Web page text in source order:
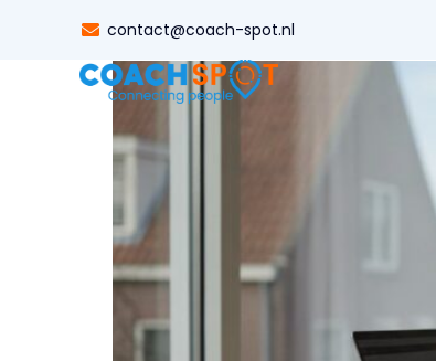
contact@coach-spot.nl
Wat als een client niet betaalt?